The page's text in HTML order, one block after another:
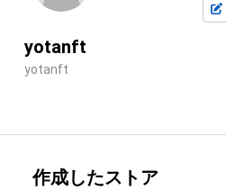
yotanft
yotanft
作成したストア